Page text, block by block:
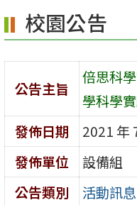
容
區
校園公告
公告主旨
倍思科
學科學
發佈日期
2021 年
發佈單位
設備組
公告類別
活動訊息